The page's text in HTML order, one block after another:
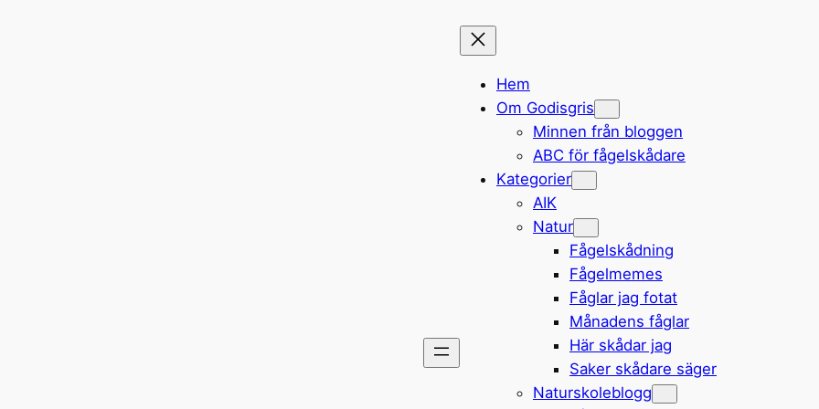
Hem
Om Godisgris
Minnen från bloggen
ABC för fågelskådare
Kategorier
AIK
Natur
Fågelskådning
Fågelmemes
Fåglar jag fotat
Månadens fåglar
Här skådar jag
Saker skådare säger
Naturskoleblogg